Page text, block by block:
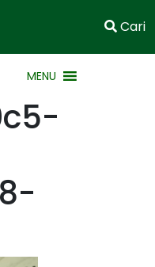
Cari
MENU